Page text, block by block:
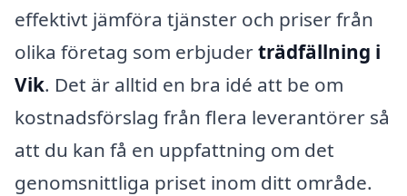
effektivt jämföra tjänster och priser från
olika företag som erbjuderträdfällning i
Vik. Det är alltid en bra idé att be om
kostnadsförslag från flera leverantörer så
att du kan få en uppfattning om det
genomsnittliga priset inom ditt område.